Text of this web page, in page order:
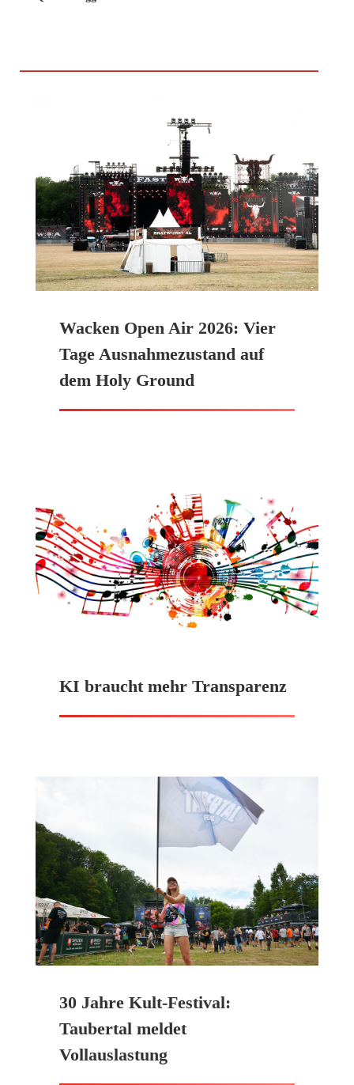
Wacken Open Air 2026: Vier
Tage Ausnahmezustand auf
dem Holy Ground
KI braucht mehr Transparenz
30 Jahre Kult-Festival:
Taubertal meldet
Vollauslastung